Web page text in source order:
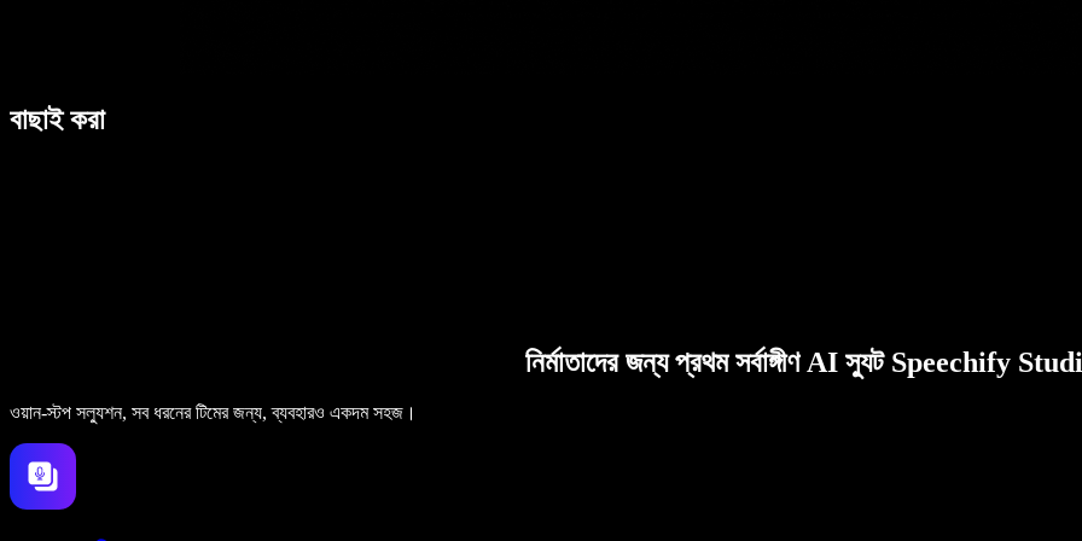
বাছাই করা
নির্মাতাদের জন্য প্রথম সর্বাঙ্গীণ AI স্যুট Speechify
ওয়ান-স্টপ সল্যুশন, সব ধরনের টিমের জন্য, ব্যবহারও একদম সহজ।